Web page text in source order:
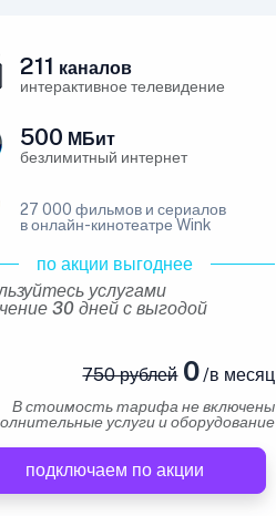
211 каналов
интерактивное телевидение
500 МБит
безлимитный интернет
27 000 фильмов и сериалов
в онлайн-кинотеатре Wink
по акции выгоднее
услугами
30 дней с выгодой
750 рублей0/в месяц
В стоимость тарифа не включены
услуги и оборудование
подключаем по акции